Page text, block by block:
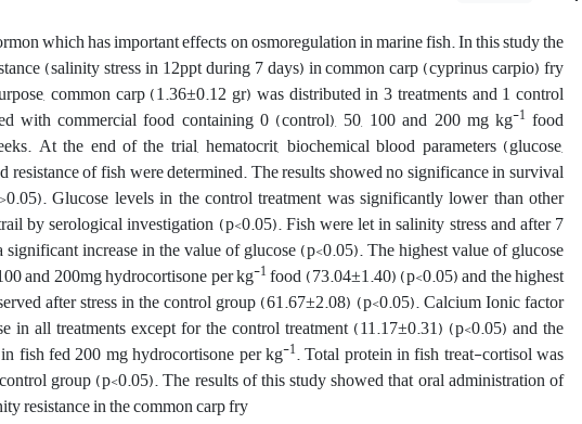
which has important effects on osmoregulation in marine fish. In this study the
(salinity stress in 12ppt during 7 days) in common carp (cyprinus carpio) fry
common carp (1.36±0.12 gr) was distributed in 3 treatments and 1 control
with commercial food containing 0 (control), 50, 100 and 200 mg kg-1 food
At the end of the trial, hematocrit, biochemical blood parameters (glucose,
resistance of fish were determined. The results showed no significance in survival
Glucose levels in the control treatment was significantly lower than other
by serological investigation (p<0.05). Fish were let in salinity stress and after 7
significant increase in the value of glucose (p<0.05). The highest value of glucose
and 200mg hydrocortisone per kg-1food)73.04±1.40) (p<0.05) and the highest
after stress in the control group (61.67±2.08) (p<0.05). Calcium Ionic factor
in all treatments except for the control treatment (11.17±0.31) (p<0.05) and the
fish fed 200 mg hydrocortisone per kg-1. Total protein in fish treat-cortisol was
group (p<0.05). The results of this study showed that oral administration of
resistance in the common carp fry